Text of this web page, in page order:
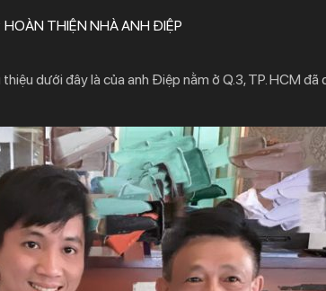
HOÀN THIỆN NHÀ ANH ĐIỆP
dưới đây là của anh Điệp nằm ở Q.3, TP. HCM